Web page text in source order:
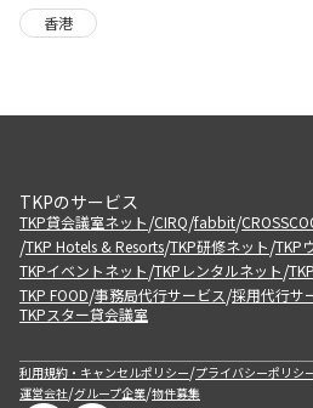
香港
TKPのサービス
TKP貸会議室ネット/CIRQ/fabbit/
/TKP Hotels & Resorts/TKP研修ネット/TKP
TKPイベントネット/TKPレンタルネット/
TKP FOOD/事務局代行サービス/採用代行サ
TKPスター貸会議室
利用規約・キャンセルポリシー/プライバシーポリシ
運営会社/グループ企業/物件募集